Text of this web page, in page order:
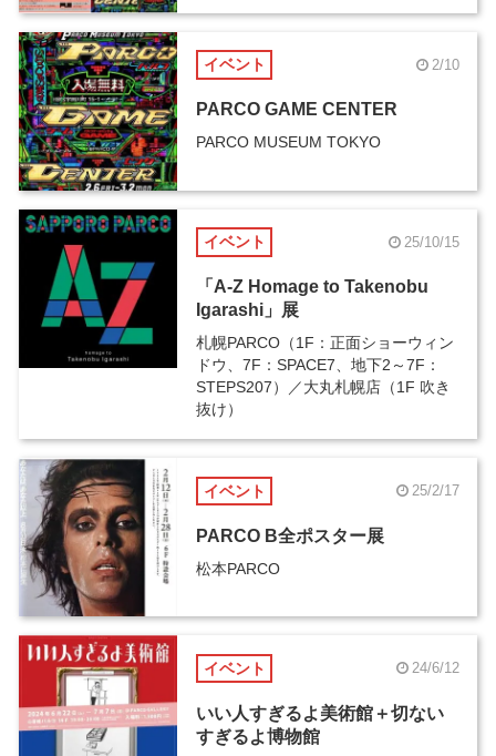
イベント 2/10
PARCO GAME CENTER
PARCO MUSEUM TOKYO
イベント 25/10/15
「A-Z Homage to Takenobu
Igarashi」展
札幌PARCO（1F：正面ショーウィン
ドウ、7F：SPACE7、地下2～7F：
STEPS207）／大丸札幌店（1F 吹き
抜け）
イベント 25/2/17
PARCO B全ポスター展
松本PARCO
イベント 24/6/12
いい人すぎるよ美術館＋切ない
すぎるよ博物館